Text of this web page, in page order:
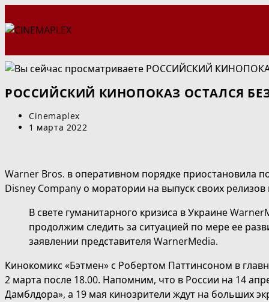
к
РОССИЙСКИЙ КИНОПОКАЗ ОСТАЛСЯ
Автор
записи:
Cinemaplex
Запись
1 марта 2022
Warner Bros. в оперативном порядке приостановила
Disney Company о моратории на выпуск своих
В свете гуманитарного кризиса в Украине
продолжим следить за ситуацией по мере ее
заявлении представителя WarnerMedia.
Кинокомикс «Бэтмен» с Робертом Паттинсоном в
2 марта после 18.00. Напомним, что в России на 14
Дамблдора», а 19 мая кинозрители ждут на больших